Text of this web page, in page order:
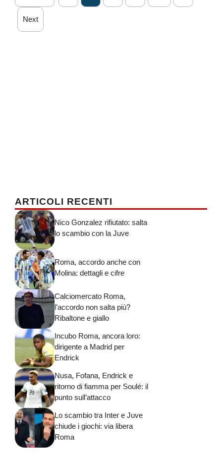
Next
ARTICOLI RECENTI
Nico Gonzalez rifiutato: salta
lo scambio con la Juve
Roma, accordo anche con
Molina: dettagli e cifre
Calciomercato Roma,
l’accordo non salta più?
Ribaltone e giallo
Incubo Roma, ancora loro:
dirigente a Madrid per
Endrick
Nusa, Fofana, Endrick e
ritorno di fiamma per Soulé: il
punto sull’attacco
Lo scambio tra Inter e Juve
chiude i giochi: via libera
Roma